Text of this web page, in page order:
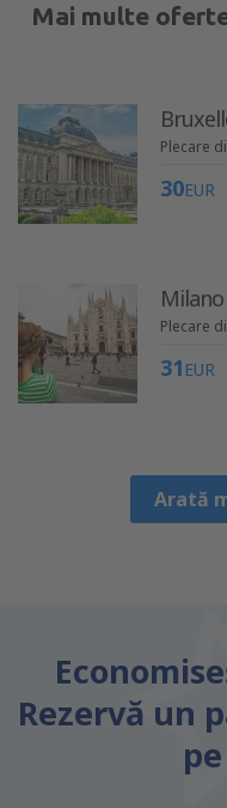
Mai multe
Plecare
30EUR
Milano
Plecare
31 EUR
Arată
Rezervă un